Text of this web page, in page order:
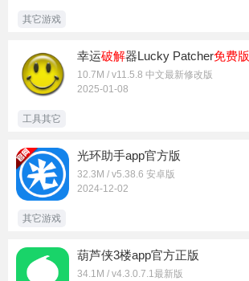
其它游戏
幸运破解器Luckу Pаtcher免费版
10.7M / v11.5.8 中文最新修改版
2025-01-08
工具其它
光环助手app官方版
32.3M / v5.38.6 安卓版
2024-12-02
其它游戏
葫芦侠3楼app官方正版
34.1M / v4.3.0.7.1最新版